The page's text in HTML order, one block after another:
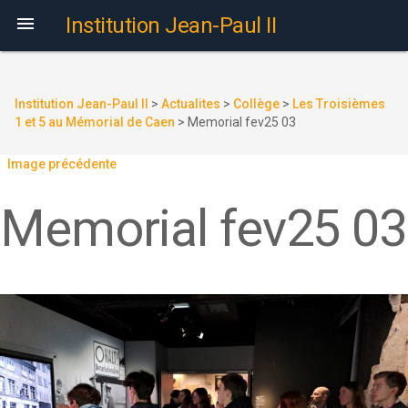
 Institution Jean-Paul II
Institution Jean-Paul II > Actualites > Collège > Les Troisièmes
1 et 5 au Mémorial de Caen > Memorial fev25 03
Image précédente
Memorial fev25 03